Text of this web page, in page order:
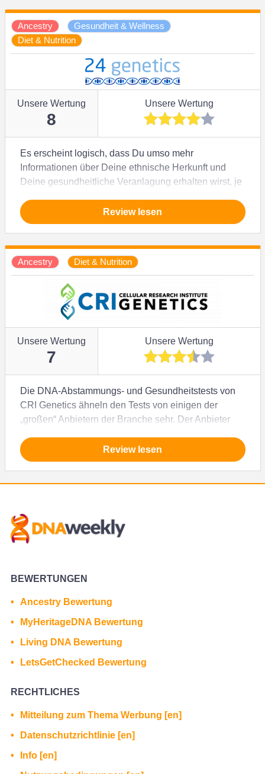
Außerdem bieten sie bisher keine DNA-
Gesundheitstests an.
Ancestry
Gesundheit & Wellness
Diet & Nutrition
Unsere Wertung
8
Unsere Wertung
Es erscheint logisch, dass Du umso mehr
Informationen über Deine ethnische Herkunft und
Deine gesundheitliche Veranlagung erhalten wirst, je
untersucht. 24Genetics sequenziert Dein gesamtes
Genom – und damit deutlich mehr, als die meisten
aufschlussreichen Informationen, bezahlst aber dafür
auch einen stattlichen Preis. Wenn Du Deine
Urahnen und Deine mütterlichen / väterlichen Linien
erforschen möchtest, musst Du Dich aber woanders
Review lesen
Ancestry Diet & Nutrition
Unsere Wertung
7
Unsere Wertung
Die DNA-Abstammungs- und Gesundheitstests von
CRI Genetics ähneln den Tests von einigen der
„großen“ Anbietern der Branche sehr. Der Anbieter
650.000 Marker in Deinem Genom analysiert, was
wohl eine höhere Genauigkeit bietet. Reicht dies
Review lesen
BEWERTUNGEN
Ancestry Bewertung
MyHeritageDNA Bewertung
Living DNA Bewertung
LetsGetChecked Bewertung
RECHTLICHES
Mitteilung zum Thema Werbung [en]
Datenschutzrichtlinie [en]
Info [en]